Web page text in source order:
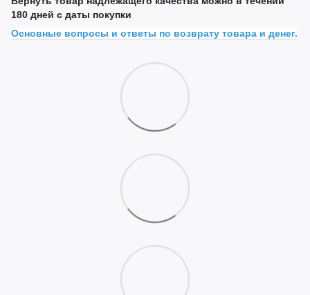
180 дней с даты покупки
Основные вопросы и ответы по возврату товара и денег.